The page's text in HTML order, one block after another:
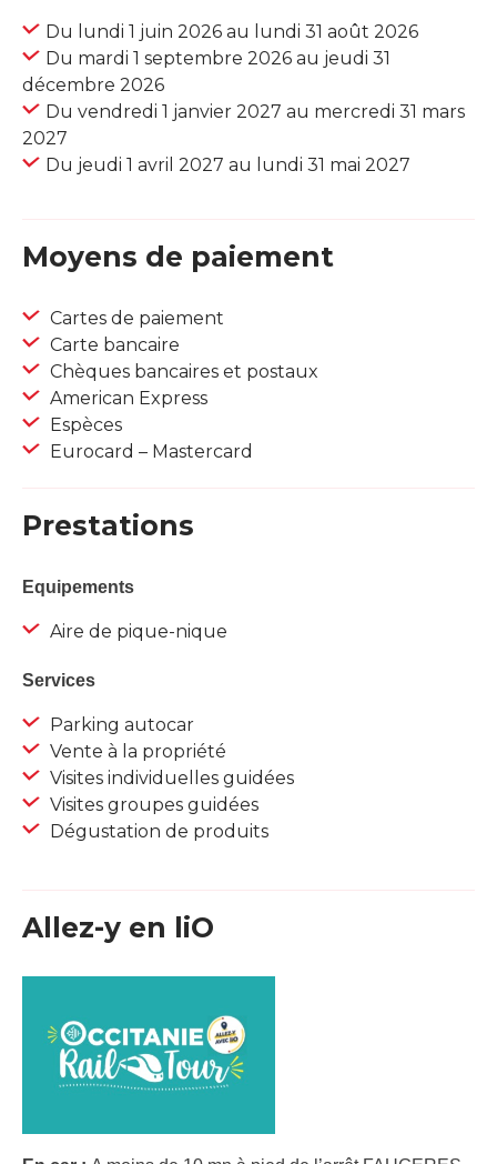
Du lundi 1 juin 2026 au lundi 31 août 2026
Du mardi 1 septembre 2026 au jeudi 31
décembre 2026
Du vendredi 1 janvier 2027 au mercredi 31 mars
2027
Du jeudi 1 avril 2027 au lundi 31 mai 2027
Moyens de paiement
Cartes de paiement
Carte bancaire
Chèques bancaires et postaux
American Express
Espèces
Eurocard – Mastercard
Prestations
Equipements
Aire de pique-nique
Services
Parking autocar
Vente à la propriété
Visites individuelles guidées
Visites groupes guidées
Dégustation de produits
Allez-y en liO